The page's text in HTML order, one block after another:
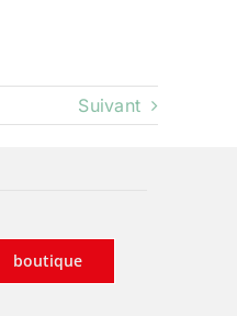
Suivant
boutique